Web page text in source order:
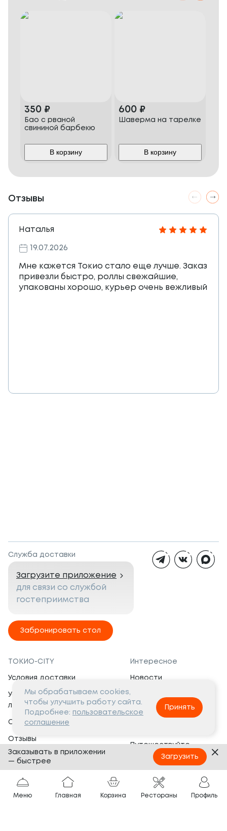
350 ₽
Бао с рваной
свининой барбекю
В корзину
600 ₽
Шаверма на тарелке
В корзину
Отзывы
Наталья
19.07.2026
Мне кажется Токио стало еще лучше. Заказ
привезли быстро, роллы свежайшие,
упакованы хорошо, курьер очень вежливый
Служба доставки
Загрузите приложение
для связи со службой
гостеприимства
Забронировать стол
ТОКИО-CITY
Условия доставки
Условия программы
лояльности
Сертификаты
Отзывы
Банкеты
Вопросы и ответы
Интересное
Новости
Вакансии
Социальная жизнь
Путешествуйте
с ТОКИО-CITY
Партнёрам
Франшиза
Меню Главная Корзина Рестораны Профиль
Мы обрабатываем cookies,
чтобы улучшить работу сайта.
Подробнее: пользовательское
соглашение
Принять
Заказывать в приложении
— быстрее
Загрузить